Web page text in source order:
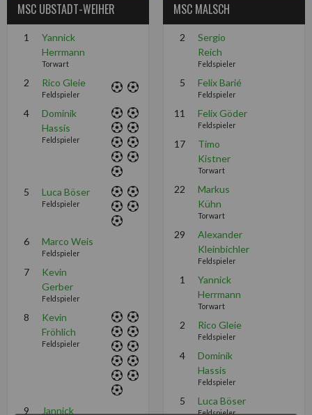
MSC UBSTADT-WEIHER
1
Yannick
Herrmann
Torwart
2 Rico Gleie
Feldspieler
4
Dominik
Hassis
Feldspieler
5 Luca Böser
Feldspieler
6 Marco Weis
Feldspieler
7
Kevin
Gerber
Feldspieler
8
Kevin
Fröhlich
Feldspieler
9 Jannick
MSC MALSCH
2
Sergio
Reich
Feldspieler
5 Felix Barié
Feldspieler
11 Felix Göder
Feldspieler
17
Timo
Kistner
Torwart
22
Markus
Kühn
Torwart
29
Alexander
Kleinbichler
Feldspieler
1
Yannick
Herrmann
Torwart
2 Rico Gleie
Feldspieler
4
Dominik
Hassis
Feldspieler
5 Luca Böser
Feldspieler